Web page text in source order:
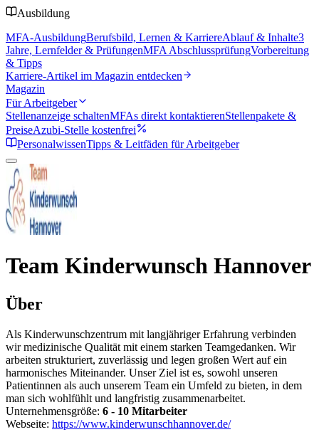
Ausbildung
MFA-AusbildungBerufsbild, Lernen & KarriereAblauf & Inhalte3
Jahre, Lernfelder & PrüfungenMFA AbschlussprüfungVorbereitung
& Tipps
Karriere-Artikel im Magazin entdecken
Magazin
Für Arbeitgeber
Stellenanzeige schaltenMFAs direkt kontaktierenStellenpakete &
PreiseAzubi-Stelle kostenfrei
PersonalwissenTipps & Leitfäden für Arbeitgeber
Team Kinderwunsch Hannover
Über
Als Kinderwunschzentrum mit langjähriger Erfahrung verbinden
wir medizinische Qualität mit einem starken Teamgedanken. Wir
arbeiten strukturiert, zuverlässig und legen großen Wert auf ein
harmonisches Miteinander. Unser Ziel ist es, sowohl unseren
Patientinnen als auch unserem Team ein Umfeld zu bieten, in dem
man sich wohlfühlt und langfristig zusammenarbeitet.
Unternehmensgröße: 6 - 10 Mitarbeiter
Webseite: https://www.kinderwunschhannover.de/